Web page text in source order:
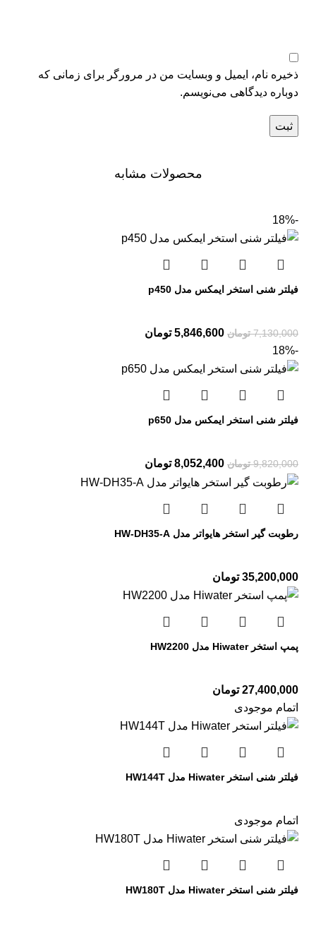
ذخیره نام، ایمیل و وبسایت من در مرورگر برای زمانی که
دوباره دیدگاهی می‌نویسم.
محصولات مشابه
-18%
فیلتر شنی استخر ایمکس مدل p450
7,130,000 تومان 5,846,600 تومان
-18%
فیلتر شنی استخر ایمکس مدل p650
9,820,000 تومان 8,052,400 تومان
رطوبت گیر استخر هایواتر مدل HW-DH35-A
35,200,000 تومان
پمپ استخر Hiwater مدل HW2200
27,400,000 تومان
اتمام موجودی
فیلتر شنی استخر Hiwater مدل HW144T
اتمام موجودی
فیلتر شنی استخر Hiwater مدل HW180T